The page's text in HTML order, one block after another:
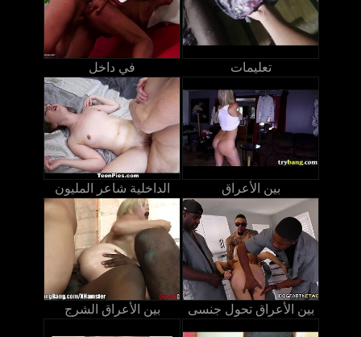
في داخل تعليمات
الداخلية شاعر المليون بين الأعراق
بين الأعراق الشرج بين الأعراق تحول جنسى